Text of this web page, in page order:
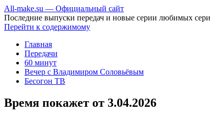
All-make.su — Официальный сайт
Последние выпуски передач и новые серии любимых
Перейти к содержимому
Главная
Передачи
60 минут
Вечер с Владимиром Соловьёвым
Бесогон ТВ
Время покажет от 3.04.2026